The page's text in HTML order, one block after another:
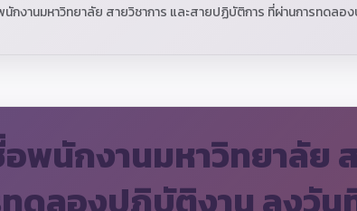
นักงานมหาวิทยาลัย สายวิชาการ และสายปฏิบัติการ ที่ผ่านการทด
อพนักงานมหาวิทยาลัย